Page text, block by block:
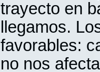
trayecto en
llegamos.
favorables:
no nos